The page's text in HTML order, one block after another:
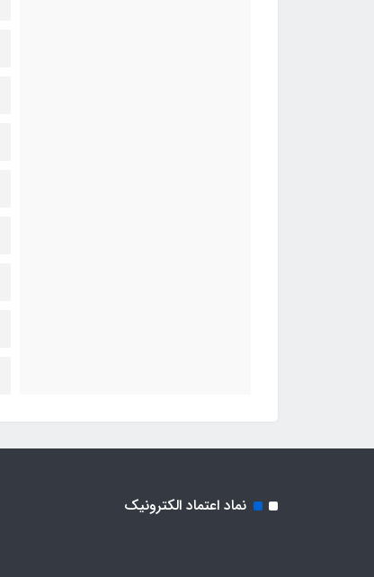
نماد اعتماد الکترونیک